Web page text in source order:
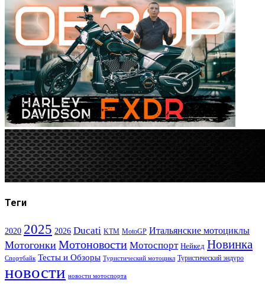
Теги
2020 2025 2026 Ducati KTM MotoGP Итальянские мотоциклы
Мотогонки Мотоновости Мотоспорт Нейкед Новинка
Спортбайк Тесты и Обзоры Туристический мотоцикл Туристический эндуро
новости новости мотоспорта